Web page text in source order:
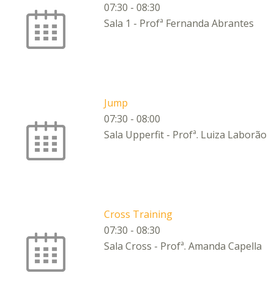
07:30 - 08:30
Sala 1 - Profª Fernanda Abrantes
Jump
07:30 - 08:00
Sala Upperfit - Profª. Luiza Laborão
Cross Training
07:30 - 08:30
Sala Cross - Profª. Amanda Capella